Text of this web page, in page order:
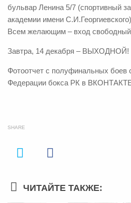
бульвар Ленина 5/7 (спортивный
академии имени
Всем желающим – вход
Завтра, 14 декабря – ВЫХОДНОЙ!
Фотоотчет с полуфинальных боев
Федерации бокса РК в
SHARE
ЧИТАЙТЕ ТАКЖЕ: